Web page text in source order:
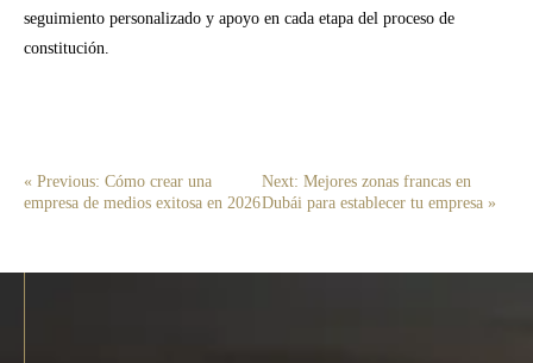
seguimiento personalizado y apoyo en cada etapa del proceso de
constitución.
« Previous: Cómo crear una
empresa de medios exitosa en 2026
Next: Mejores zonas francas en
Dubái para establecer tu empresa »